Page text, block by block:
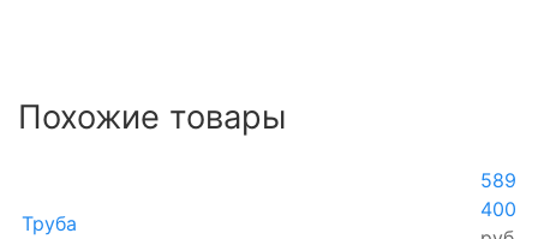
Похожие товары
Труба
589
400